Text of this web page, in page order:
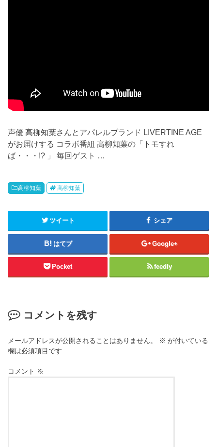
声優 高柳知葉さんとアパレルブランド LIVERTINE AGE
がお届けする コラボ番組 高柳知葉の「トモすれ
ば・・・!? 」 毎回ゲスト …
高柳知葉 高柳知葉
ツイート シェア
はてブ Google+
Pocket feedly
コメントを残す
メールアドレスが公開されることはありません。 ※ が付いている
欄は必須項目です
コメント ※